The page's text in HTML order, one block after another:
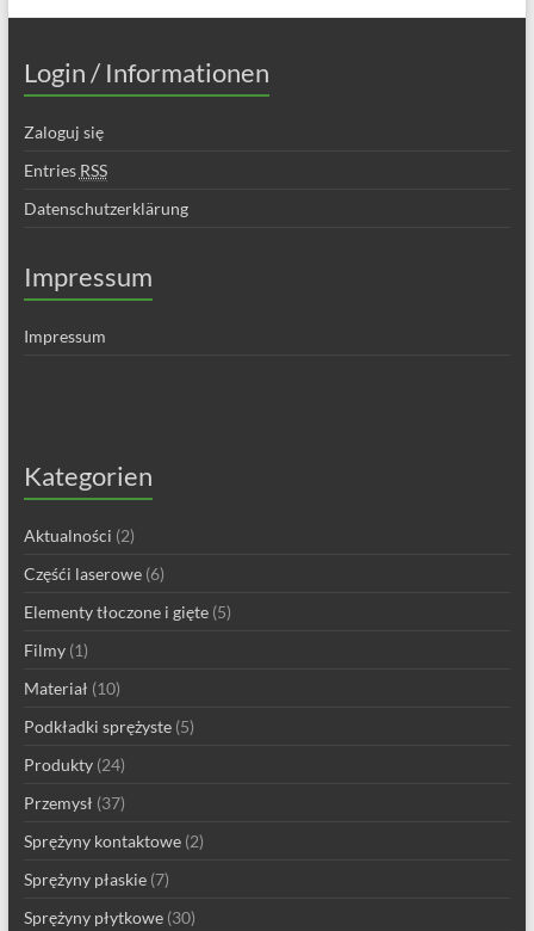
Login / Informationen
Zaloguj się
Entries RSS
Datenschutzerklärung
Impressum
Impressum
Kategorien
Aktualności (2)
Częśći laserowe(6)
Elementy tłoczone i gięte(5)
Filmy(1)
Materiał (10)
Podkładki sprężyste(5)
Produkty(24)
Przemysł (37)
Sprężyny kontaktowe(2)
Sprężyny płaskie(7)
Sprężyny płytkowe(30)